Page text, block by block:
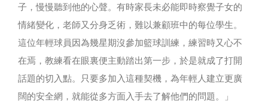
子，慢慢聽到他的心聲。有時家長未必能即時察覺子女的
情緒變化，老師又分身乏術，難以兼顧班中的每位學生。
這位年輕球員因為幾星期沒參加籃球訓練，練習時又心不
在焉，教練看在眼裏便主動踏出第一步，於是就成了打開
話題的切入點。只要多加入這種契機，為年輕人建立更廣
闊的安全網，就能從多方面入手去了解他們的問題。」